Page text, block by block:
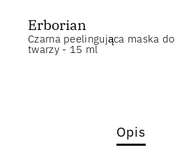
Erborian
Czarna peelingująca maska ​​do
twarzy - 15 ml
Opis